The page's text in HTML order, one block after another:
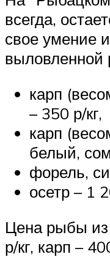
всегда,
свое умение
карп
– 350 р/кг,
карп
белый,
форель,
осетр – 1
Цена рыбы
р/кг, карп –